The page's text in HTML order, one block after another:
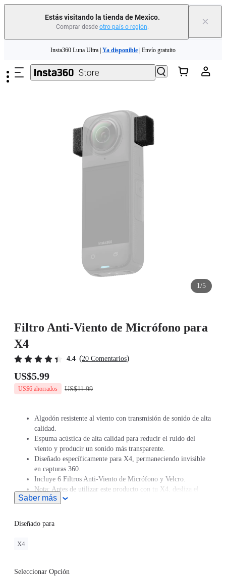
Estás visitando la tienda de Mexico.
Comprar desde otro país o región. ×
Insta360 Luna Ultra |Ya disponible| Envío gratuito
Insta360 Luna Ultra | Ya disponible | Envío gratuito
1/5
Filtro Anti-Viento de Micrófono para
X4
4.4 (20 Comentarios)
US$5.99
US$6 ahorrados US$11.99
Algodón resistente al viento con transmisión de sonido de alta
calidad.
Espuma acústica de alta calidad para reducir el ruido del
viento y producir un sonido más transparente.
Diseñado específicamente para X4, permaneciendo invisible
en capturas 360.
Incluye 6 Filtros Anti-Viento de Micrófono y Velcro.
Nota: Antes de utilizar este producto con tu X4, desliza el
dedo hacia abajo en la pantalla táctil de la cámara, toca el
Viento.
Este producto no puede usarse con la Carcasa de Accesorios
Saber más
Diseñado para
X4
Seleccionar Opción